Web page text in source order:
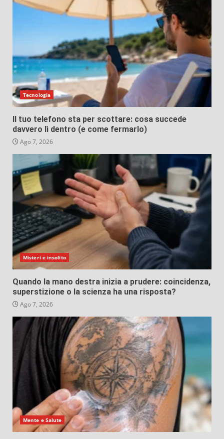
Tecnologia
Il tuo telefono sta per scottare: cosa succede
davvero lì dentro (e come fermarlo)
Ago 7, 2026
Misteri e insolito
Quando la mano destra inizia a prudere: coincidenza,
superstizione o la scienza ha una risposta?
Ago 7, 2026
Mente e Salute